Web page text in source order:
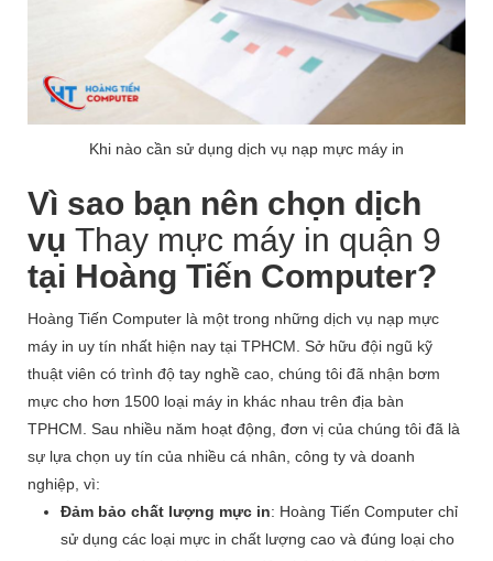
Khi nào cần sử dụng dịch vụ nạp mực máy in
Vì sao bạn nên chọn dịch
vụ Thay mực máy in quận 9
tại Hoàng Tiến Computer?
Hoàng Tiến Computer là một trong những dịch vụ nạp mực
máy in uy tín nhất hiện nay tại TPHCM. Sở hữu đội ngũ kỹ
thuật viên có trình độ tay nghề cao, chúng tôi đã nhận bơm
mực cho hơn 1500 loại máy in khác nhau trên địa bàn
TPHCM. Sau nhiều năm hoạt động, đơn vị của chúng tôi đã là
sự lựa chọn uy tín của nhiều cá nhân, công ty và doanh
nghiệp, vì:
Đảm bảo chất lượng mực in: Hoàng Tiến Computer chỉ
sử dụng các loại mực in chất lượng cao và đúng loại cho